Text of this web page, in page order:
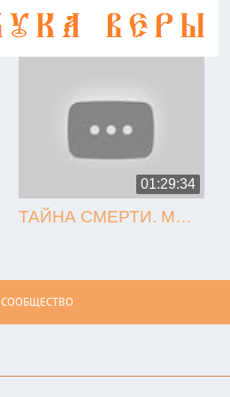
01:29:34
ТАЙНА СМЕРТИ. МЫТАРСТВА. ВОСКРЕСЕНИЕ (Олег Стеняев)
СООБЩЕСТВО